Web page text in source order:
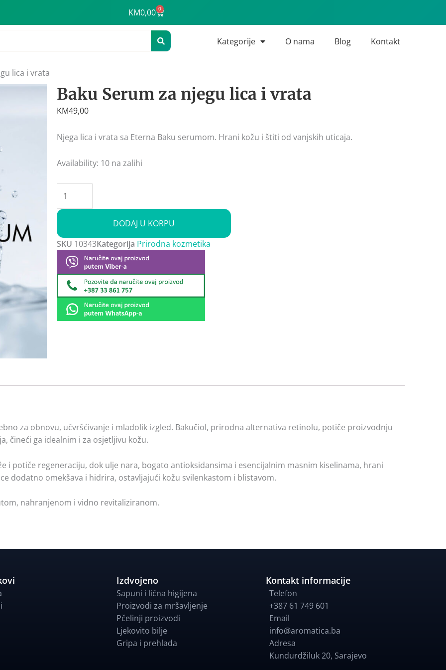
KM0,00 0
Cart
Kategorije O nama Blog Kontakt
lica i vrata
Baku Serum za njegu lica i vrata
KM49,00
Njega lica i vrata sa Eterna Baku serumom. Hrani kožu i štiti od vanjskih uticaja.
Availability: 10 na zalihi
Baku
za
njegu
lica
vrata
količina
DODAJ U KORPU
SKU 10343Kategorija Prirodna kozmetika
za obnovu, učvršćivanje i mladolik izgled. Bakučiol, prirodna alternativa retinolu, potiče proizvodnju
čineći ga idealnim i za osjetljivu kožu.
i potiče regeneraciju, dok ulje nara, bogato antioksidansima i esencijalnim masnim kiselinama, hrani
dodatno omekšava i hidrira, ostavljajući kožu svilenkastom i blistavom.
nahranjenom i vidno revitaliziranom.
Izdvojeno
Sapuni i lična higijena
Proizvodi za mršavljenje
Pčelinji proizvodi
Ljekovito bilje
Gripa i prehlada
Kontakt informacije
Telefon
+387 61 749 601
Email
info@aromatica.ba
Adresa
Kundurdžiluk 20, Sarajevo